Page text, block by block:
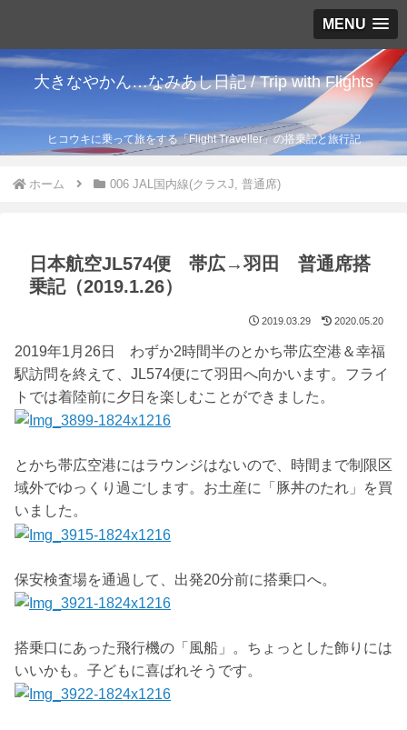
MENU
大きなやかん…なみあし日記 / Trip with Flights
ヒコウキに乗って旅をする「Flight Traveller」の搭乗記と旅行記
ホーム 006 JAL国内線(クラスJ, 普通席)
日本航空JL574便 帯広→羽田 普通席搭
乗記（2019.1.26）
2019.03.29 2020.05.20
2019年1月26日 わずか2時間半のとかち帯広空港＆幸福
駅訪問を終えて、JL574便にて羽田へ向かいます。フライ
トでは着陸前に夕日を楽しむことができました。
とかち帯広空港にはラウンジはないので、時間まで制限区
域外でゆっくり過ごします。お土産に「豚丼のたれ」を買
いました。
保安検査場を通過して、出発20分前に搭乗口へ。
搭乗口にあった飛行機の「風船」。ちょっとした飾りには
いいかも。子どもに喜ばれそうです。